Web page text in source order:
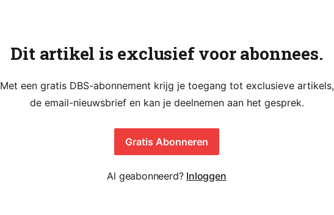
Dit artikel is exclusief voor abonnees.
Met een gratis DBS-abonnement krijg je toegang tot exclusieve artikels,
de email-nieuwsbrief en kan je deelnemen aan het gesprek.
Gratis Abonneren
Al geabonneerd? Inloggen